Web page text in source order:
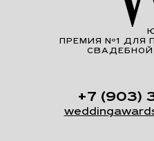
ПРЕМИЯ Nº1
+7 (903)